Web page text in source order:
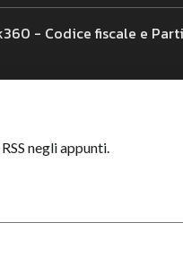
- Codice fiscale e
negli appunti.